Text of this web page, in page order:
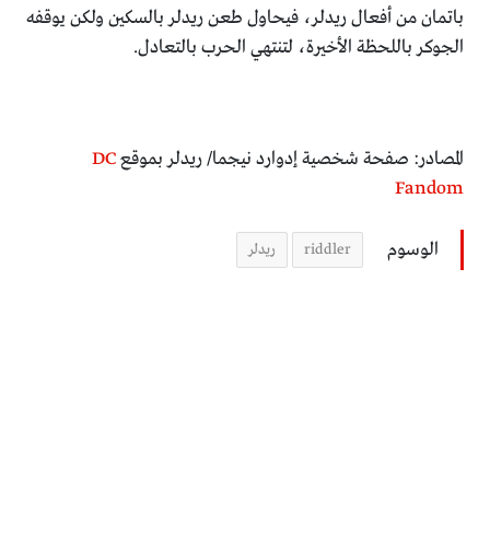
باتمان من أفعال ريدلر، فيحاول طعن ريدلر بالسكين ولكن يوقفه
الجوكر باللحظة الأخيرة، لتنتهي الحرب بالتعادل.
المصادر: صفحة شخصية إدوارد نيجما/ ريدلر بموقعDC
Fandom
الوسوم riddler ريدلر